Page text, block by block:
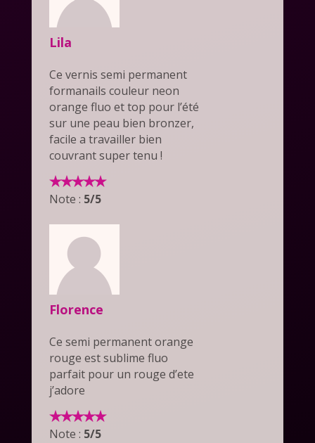
Lila
Ce vernis semi permanent
formanails couleur neon
orange fluo et top pour l’été
sur une peau bien bronzer,
facile a travailler bien
couvrant super tenu !
Note : 5/5
Florence
Ce semi permanent orange
rouge est sublime fluo
parfait pour un rouge d’ete
j’adore
Note : 5/5